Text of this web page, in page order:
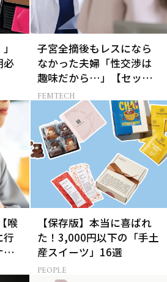
必
子宮全摘後もレスになら
なかった夫婦「性交渉は
趣味だから…」【セック
スレス AND THE CITY -女
たちの告白-】
FEMTECH
喉
行
5
【保存版】本当に喜ばれ
た！3,000円以下の「手土
産スイーツ」16選
PEOPLE